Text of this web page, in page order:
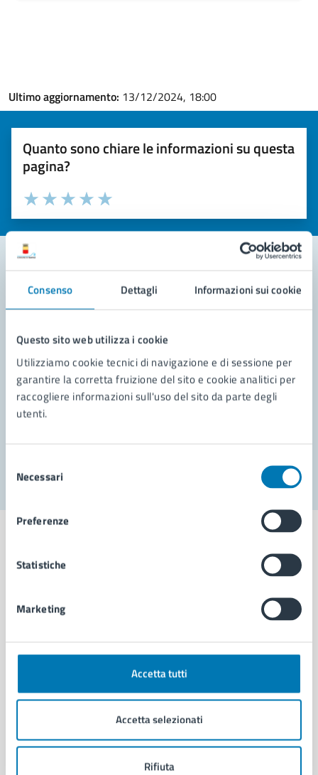
Consenso Dettagli Informazioni sui cookie
Questo sito web utilizza i cookie
Utilizziamo cookie tecnici di navigazione e di sessione per
garantire la corretta fruizione del sito e cookie analitici per
raccogliere informazioni sull'uso del sito da parte degli
utenti.
delNecessari
Preferenze
Statistiche
Marketing
Accetta tutti
Accetta selezionati
Rifiuta
Ultimo aggiornamento: 13/12/2024, 18:00
Quanto sono chiare le informazioni su questa
pagina?
Valuta la chiarezza delle informazioni (da 1 a 5 stelle)
Seleziona il numero di stelle per valutare la chiarezza delle
Valuta 5 stelle su 5
Valuta 4 stelle su 5
Valuta 3 stelle su 5
Valuta 2 stelle su 5
Valuta 1 stelle su 5
Contatta il comune
Richiedi assistenza
Prenota appuntamento
Problemi in città
Aree amministrative
Uffici
Politici